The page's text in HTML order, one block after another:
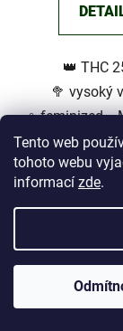
Tento web
tohoto webu
informací zde.
👑 THC
🥦 vysoký
♀️ feminized
Runtz od Dutch
fotoperiodická
vyváženým